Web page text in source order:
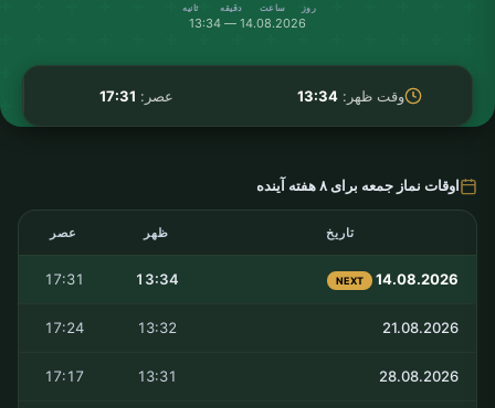
روز ساعت دقیقه ثانیه
14.08.2026 — 13:34
وقت ظهر: 13:34 عصر: 17:31
اوقات نماز جمعه برای ۸ هفته آینده
تاریخ ظهر عصر
14.08.2026
NEXT
13:34
17:31
21.08.2026
13:32
17:24
28.08.2026
13:31
17:17